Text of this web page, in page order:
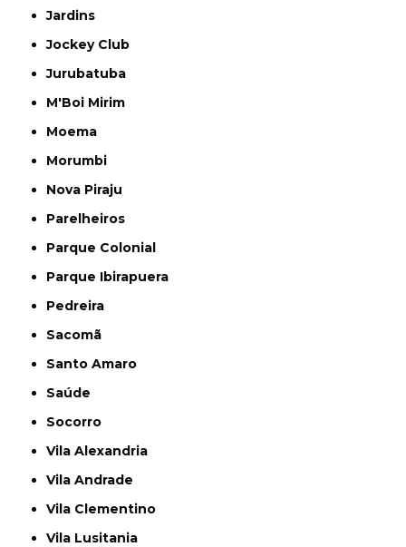
Jardins
Jockey Club
Jurubatuba
M'Boi Mirim
Moema
Morumbi
Nova Piraju
Parelheiros
Parque Colonial
Parque Ibirapuera
Pedreira
Sacomã
Santo Amaro
Saúde
Socorro
Vila Alexandria
Vila Andrade
Vila Clementino
Vila Lusitania